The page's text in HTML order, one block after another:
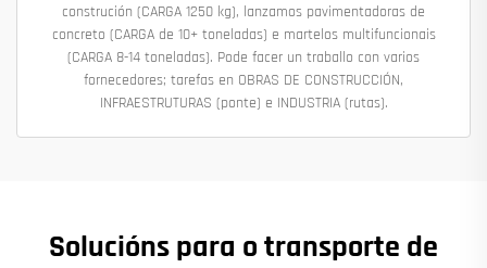
construción (CARGA 1250 kg), lanzamos pavimentadoras de
concreto (CARGA de 10+ toneladas) e martelos multifuncionais
(CARGA 8-14 toneladas). Pode facer un traballo con varios
fornecedores; tarefas en OBRAS DE CONSTRUCCIÓN,
INFRAESTRUTURAS (ponte) e INDUSTRIA (rutas).
Solucións para o transporte de